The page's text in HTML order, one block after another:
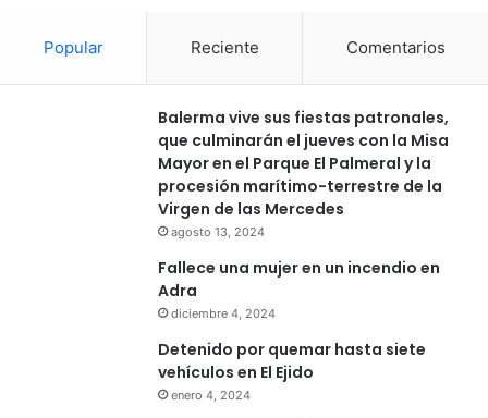
Popular Reciente Comentarios
Balerma vive sus fiestas patronales,
que culminarán el jueves con la Misa
Mayor en el Parque El Palmeral y la
procesión marítimo-terrestre de la
Virgen de las Mercedes
agosto 13, 2024
Fallece una mujer en un incendio en
Adra
diciembre 4, 2024
Detenido por quemar hasta siete
vehículos en El Ejido
enero 4, 2024